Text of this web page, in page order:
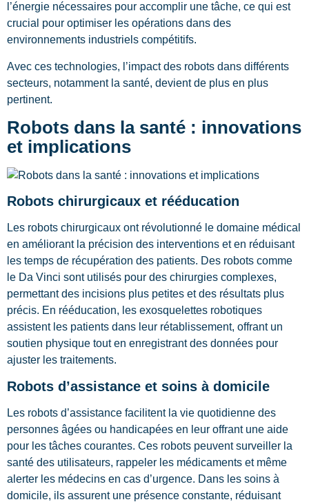
l’énergie nécessaires pour accomplir une tâche, ce qui est
crucial pour optimiser les opérations dans des
environnements industriels compétitifs.
Avec ces technologies, l’impact des robots dans différents
secteurs, notamment la santé, devient de plus en plus
pertinent.
Robots dans la santé : innovations
et implications
Robots chirurgicaux et rééducation
Les robots chirurgicaux ont révolutionné le domaine médical
en améliorant la précision des interventions et en réduisant
les temps de récupération des patients. Des robots comme
le Da Vinci sont utilisés pour des chirurgies complexes,
permettant des incisions plus petites et des résultats plus
précis. En rééducation, les exosquelettes robotiques
assistent les patients dans leur rétablissement, offrant un
soutien physique tout en enregistrant des données pour
ajuster les traitements.
Robots d’assistance et soins à domicile
Les robots d’assistance facilitent la vie quotidienne des
personnes âgées ou handicapées en leur offrant une aide
pour les tâches courantes. Ces robots peuvent surveiller la
santé des utilisateurs, rappeler les médicaments et même
alerter les médecins en cas d’urgence. Dans les soins à
domicile, ils assurent une présence constante, réduisant